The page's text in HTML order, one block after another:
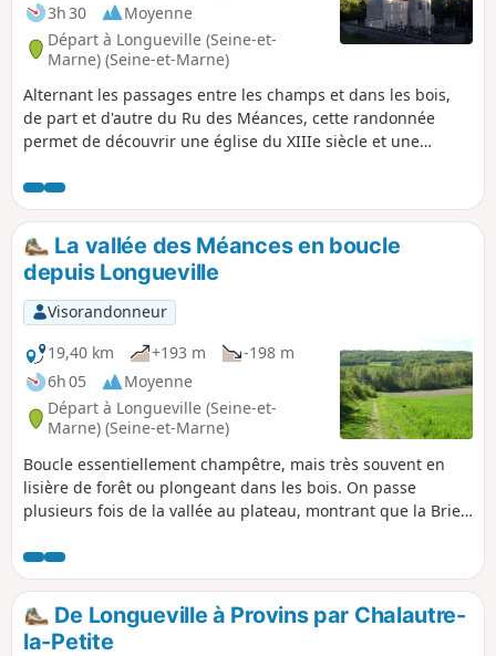
3h 30
Moyenne
Départ à Longueville (Seine-et-
Marne) (Seine-et-Marne)
Alternant les passages entre les champs et dans les bois,
de part et d'autre du Ru des Méances, cette randonnée
permet de découvrir une église du XIIIe siècle et une
qui se retira ici à la fin de sa vie.
La vallée des Méances en boucle
depuis Longueville
Visorandonneur
19,40 km
+193 m
-198 m
6h 05
Moyenne
Départ à Longueville (Seine-et-
Marne) (Seine-et-Marne)
Boucle essentiellement champêtre, mais très souvent en
lisière de forêt ou plongeant dans les bois. On passe
plusieurs fois de la vallée au plateau, montrant que la Brie
de vue très ouverts, y compris au loin sur la ville haute de
Provins. La sortie peut être l'occasion de visiter Le "Musée
du chemin de fer vivant" et la "Rotonde ferroviaire de
Longueville"
De Longueville à Provins par Chalautre-
la-Petite